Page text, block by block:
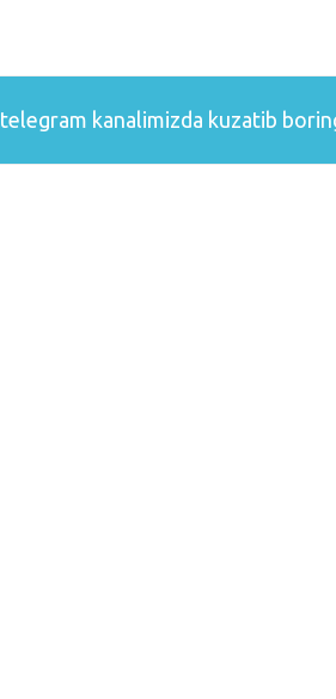
telegram kanalimizda kuzatib